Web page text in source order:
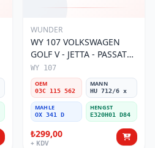
WUNDER
WY 107 VOLKSWAGEN
GOLF V - JETTA - PASSAT
1.6 FSI BENZİNLİ 03C 115
562 Yağ Filtresi
WY 107
OEM
03C 115 562
MANN
HU 712/6 x
MAHLE
OX 341 D
HENGST
E320H01 D84
₺299,00
+ KDV